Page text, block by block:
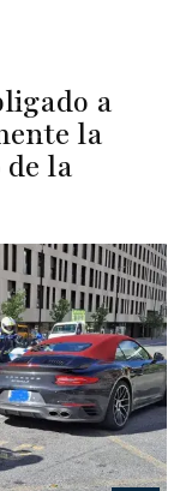
a
la
la